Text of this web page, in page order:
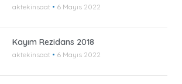
aktekinsaat 6 Mayıs 2022
Kayım Rezidans 2018
aktekinsaat 6 Mayıs 2022